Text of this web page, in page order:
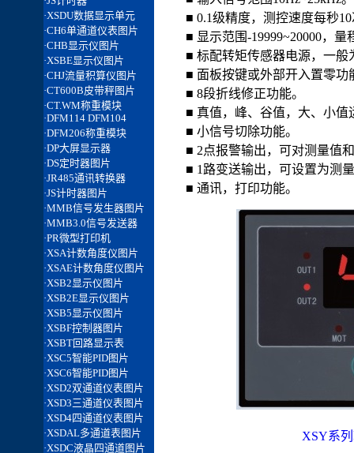
■ 0.1级精度，测控速度每秒
■ 显示范围-19999~20000，
■ 标配转矩传感器电源，一般
■ 面板按键或外部开入置零功
■ 8段折线修正功能。
■ 真值，峰、谷值，大、小值
■ 小信号切除功能。
■ 2点报警输出，可对测量值
■ 1路变送输出，可设置为测
■ 通讯，打印功能。
XSY系